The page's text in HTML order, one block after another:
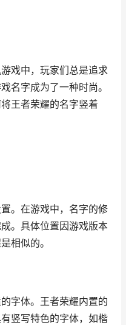
戏中，玩家们总是追求
名字成为了一种时尚。
王者荣耀的名字竖着
。在游戏中，名字的修
。具体位置因游戏版本
相似的。
字体。王者荣耀内置的
竖写特色的字体，如楷